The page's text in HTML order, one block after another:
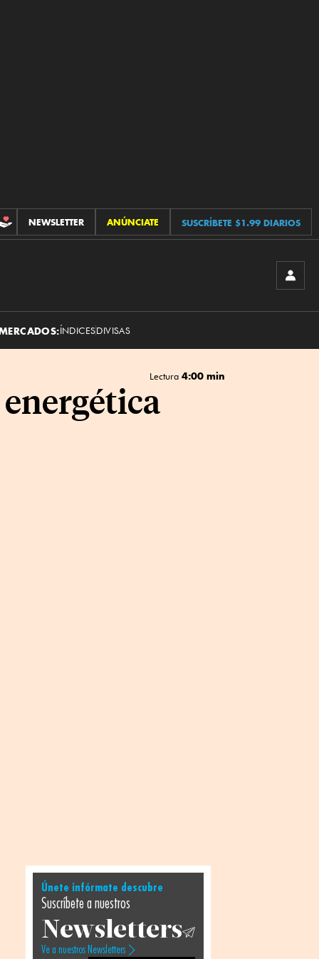
CONTRIBUCIONES
NEWSLETTER ANÚNCIATE SUSCRÍBETE $1.99 DIARIOS
ÍNDICESDIVISAS
Lectura 4:00 min
Únete infórmate descubre
Suscríbete a nuestros
Newsletters
Ve a nuestros Newsletters